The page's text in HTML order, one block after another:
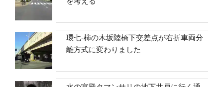
環七-柿の木坂陸橋下交差点が右折車両分
離方式に変わりました